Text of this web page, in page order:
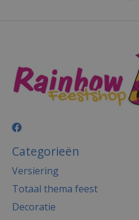
Categorieën
Versiering
Totaal thema feest
Decoratie